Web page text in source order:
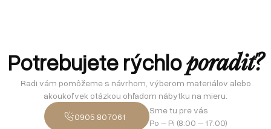
Potrebujete rýchloporadiť?
Radi vám pomôžeme s návrhom, výberom materiálov alebo
akoukoľvek otázkou ohľadom nábytku na mieru.
0905 807061
Sme tu pre vás
Po – Pi (8:00 – 17:00)